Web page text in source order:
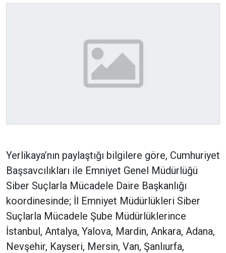
Yerlikaya’nın paylaştığı bilgilere göre, Cumhuriyet
Başsavcılıkları ile Emniyet Genel Müdürlüğü
Siber Suçlarla Mücadele Daire Başkanlığı
koordinesinde; İl Emniyet Müdürlükleri Siber
Suçlarla Mücadele Şube Müdürlüklerince
İstanbul, Antalya, Yalova, Mardin, Ankara, Adana,
Nevşehir, Kayseri, Mersin, Van, Şanlıurfa,